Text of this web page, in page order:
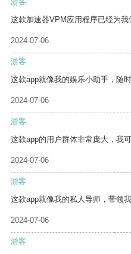
这款加速器VPM应用程序已经为我
2024-07-06
游客
这款app就像我的娱乐小助手，随
2024-07-06
游客
这款app的用户群体非常庞大，我
2024-07-06
游客
这款app就像我的私人导师，带领
2024-07-06
游客